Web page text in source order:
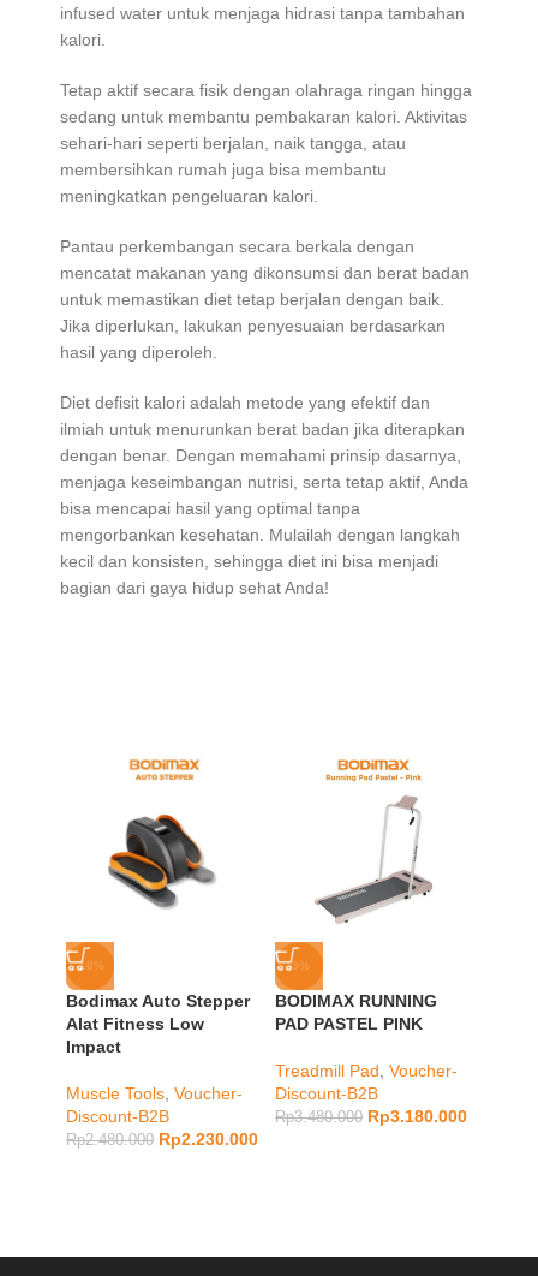
infused water untuk menjaga hidrasi tanpa tambahan
kalori.
Tetap aktif secara fisik dengan olahraga ringan hingga
sedang untuk membantu pembakaran kalori. Aktivitas
sehari-hari seperti berjalan, naik tangga, atau
membersihkan rumah juga bisa membantu
meningkatkan pengeluaran kalori.
Pantau perkembangan secara berkala dengan
mencatat makanan yang dikonsumsi dan berat badan
untuk memastikan diet tetap berjalan dengan baik.
Jika diperlukan, lakukan penyesuaian berdasarkan
hasil yang diperoleh.
Diet defisit kalori adalah metode yang efektif dan
ilmiah untuk menurunkan berat badan jika diterapkan
dengan benar. Dengan memahami prinsip dasarnya,
menjaga keseimbangan nutrisi, serta tetap aktif, Anda
bisa mencapai hasil yang optimal tanpa
mengorbankan kesehatan. Mulailah dengan langkah
kecil dan konsisten, sehingga diet ini bisa menjadi
bagian dari gaya hidup sehat Anda!
-10%
Bodimax Auto Stepper
Alat Fitness Low
Impact
Muscle Tools Voucher-
Discount-B2B
Rp2.480.000 Rp2.230.000
-9%
BODIMAX RUNNING
PAD PASTEL PINK
Treadmill Pad Voucher-
Discount-B2B
Rp3.480.000 Rp3.180.000